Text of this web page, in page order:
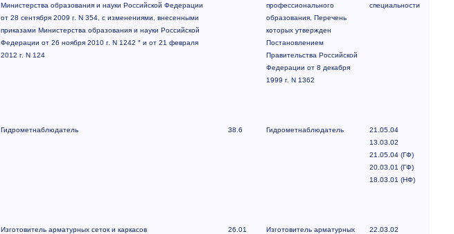
Министерства образования и науки Российской Федерации
от 28 сентября 2009 г. N 354, с изменениями, внесенными
приказами Министерства образования и науки Российской
Федерации от 26 ноября 2010 г. N 1242 ″ и от 21 февраля
2012 г. N 124
профессионального
образования, Перечень
которых утвержден
Постановлением
Правительства Российской
Федерации от 8 декабря
1999 г. N 1362
специальности
Гидрометнаблюдатель 38.6 Гидрометнаблюдатель
21.05.04
13.03.02
21.05.04 (ГФ)
20.03.01 (ГФ)
18.03.01 (НФ)
Изготовитель арматурных сеток и каркасов 26.01
Изготовитель арматурных
22.03.02